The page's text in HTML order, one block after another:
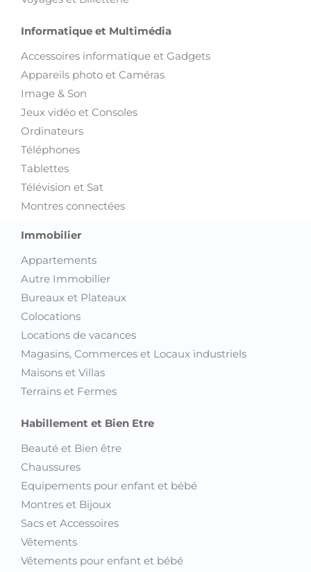
Informatique et Multimédia
Accessoires informatique et Gadgets
Appareils photo et Caméras
Image & Son
Jeux vidéo et Consoles
Ordinateurs
Téléphones
Tablettes
Télévision et Sat
Montres connectées
Immobilier
Appartements
Autre Immobilier
Bureaux et Plateaux
Colocations
Locations de vacances
Magasins, Commerces et Locaux industriels
Maisons et Villas
Terrains et Fermes
Habillement et Bien Etre
Beauté et Bien être
Chaussures
Equipements pour enfant et bébé
Montres et Bijoux
Sacs et Accessoires
Vêtements
Vêtements pour enfant et bébé